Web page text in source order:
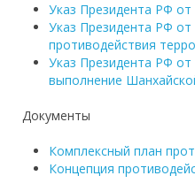
Указ Президента РФ
Указ Президента РФ
противодействия
Указ Президента РФ от
выполнение
Документы
Комплексный план
Концепция